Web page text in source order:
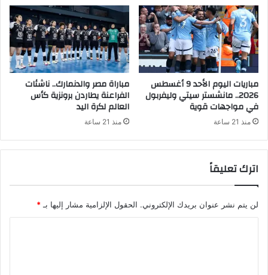
مباريات اليوم الأحد 9 أغسطس
2026.. مانشستر سيتي وليفربول
في مواجهات قوية
منذ 21 ساعة
مباراة مصر والدنمارك.. ناشئات
الفراعنة يطاردن برونزية كأس
العالم لكرة اليد
منذ 21 ساعة
اترك تعليقاً
لن يتم نشر عنوان بريدك الإلكتروني. الحقول الإلزامية مشار إليها بـ *